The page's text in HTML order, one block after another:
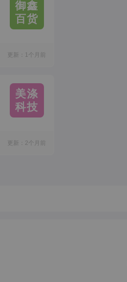
御鑫
百货
更新：1个月前
美涤
科技
更新：2个月前